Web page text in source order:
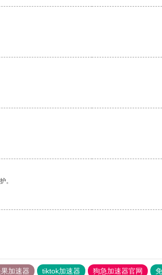
。
果加速器 tiktok加速器 狗急加速器官网